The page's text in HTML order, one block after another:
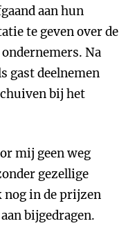
aan hun
te geven over de
Na
gast deelnemen
bij het
mij geen weg
gezellige
nog in de prijzen
bijgedragen.